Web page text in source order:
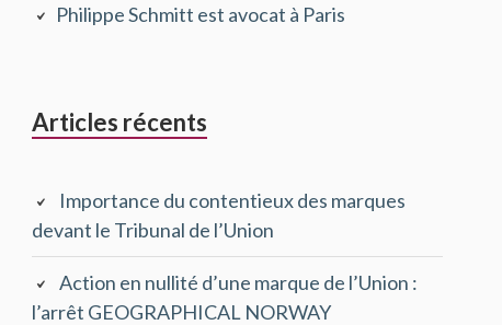
principale
Philippe Schmitt est avocat à Paris
Articles récents
Importance du contentieux des marques
devant le Tribunal de l’Union
Action en nullité d’une marque de l’Union :
l’arrêt GEOGRAPHICAL NORWAY